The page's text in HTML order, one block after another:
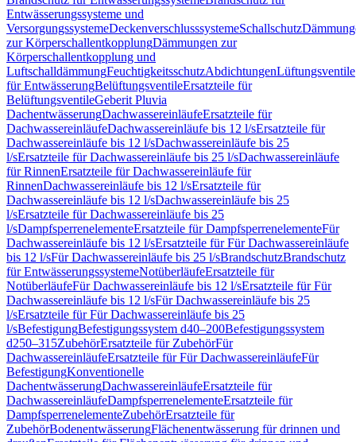
Entwässerungssysteme und
VersorgungssystemeDeckenverschlusssystemeSchallschutz
zur KörperschallentkopplungDämmungen zur
Körperschallentkopplung und
LuftschalldämmungFeuchtigkeitsschutzAbdichtungenLüftungsventile
für EntwässerungBelüftungsventileErsatzteile für
BelüftungsventileGeberit Pluvia
DachentwässerungDachwassereinläufeErsatzteile für
DachwassereinläufeDachwassereinläufe bis 12 l/sErsatzteile für
Dachwassereinläufe bis 12 l/sDachwassereinläufe bis 25
l/sErsatzteile für Dachwassereinläufe bis 25 l/sDachwassereinläufe
für RinnenErsatzteile für Dachwassereinläufe für
RinnenDachwassereinläufe bis 12 l/sErsatzteile für
Dachwassereinläufe bis 12 l/sDachwassereinläufe bis 25
l/sErsatzteile für Dachwassereinläufe bis 25
l/sDampfsperrenelementeErsatzteile für DampfsperrenelementeFür
Dachwassereinläufe bis 12 l/sErsatzteile für Für Dachwassereinläufe
bis 12 l/sFür Dachwassereinläufe bis 25 l/sBrandschutzBrandschutz
für EntwässerungssystemeNotüberläufeErsatzteile für
NotüberläufeFür Dachwassereinläufe bis 12 l/sErsatzteile für Für
Dachwassereinläufe bis 12 l/sFür Dachwassereinläufe bis 25
l/sErsatzteile für Für Dachwassereinläufe bis 25
l/sBefestigungBefestigungssystem d40–200Befestigungssystem
d250–315ZubehörErsatzteile für ZubehörFür
DachwassereinläufeErsatzteile für Für DachwassereinläufeFür
BefestigungKonventionelle
DachentwässerungDachwassereinläufeErsatzteile für
DachwassereinläufeDampfsperrenelementeErsatzteile für
DampfsperrenelementeZubehörErsatzteile für
ZubehörBodenentwässerungFlächenentwässerung für drinnen und